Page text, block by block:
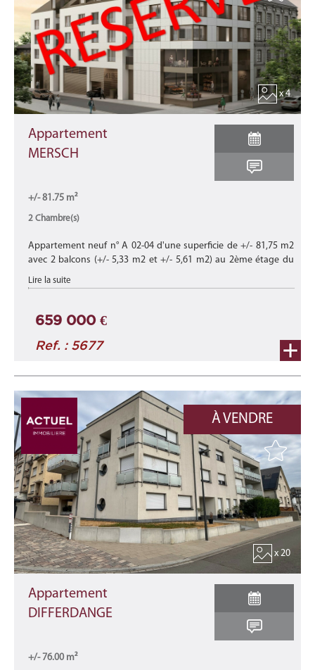
x 4
Appartement
MERSCH
+/- 81.75 m²
2 Chambre(s)
Appartement neuf n° A 02-04 d'une superficie de +/- 81,75 m2
avec 2 balcons (+/- 5,33 m2 et +/- 5,61 m2) au 2ème étage du
bâtiment B de cette nouvelle résidence "CHARLOTTE"
composée de 15 appart ...
Lire la suite
659 000 €
Ref. : 5677
À VENDRE
x 20
Appartement
DIFFERDANGE
+/- 76.00 m²